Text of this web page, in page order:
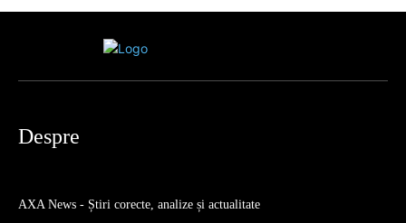
Despre
AXA News - Știri corecte, analize și actualitate